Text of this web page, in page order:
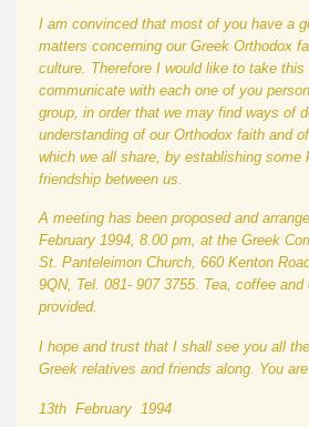
I am convinced that most of you have a
matters concerning our Greek Orthodox
culture. Therefore I would like to take this
communicate with each one of you
group, in order that we may find ways of
understanding of our Orthodox faith and
which we all share, by establishing some
friendship between us.
A meeting has been proposed and
February 1994, 8.00 pm, at the Greek
St. Panteleimon Church, 660 Kenton
9QN, Tel. 081- 907 3755. Tea, coffee
provided.
I hope and trust that I shall see you all
Greek relatives and friends along. You
13th February 1994